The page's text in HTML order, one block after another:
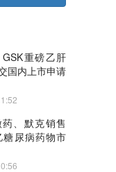
重磅乙肝
国内上市申请
、默克销售
糖尿病药物市